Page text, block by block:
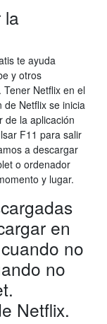
la
te ayuda
y otros
Netflix en el
Netflix se inicia
de la aplicación
F11 para salir
a descargar
o ordenador
y lugar.
en
no
no
Netflix.